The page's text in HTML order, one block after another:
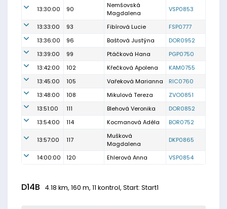
13:30:00 90
Nemšovská
Magdalena
VSP0853
13:33:00 93 Fibírová Lucie
FSP0777
13:36:00
96 Baštová Justýna
DOR0952
13:39:00
99 Ptáčková Hana
PGP0750
13:42:00
102 Křečková Apolena
KAM0755
13:45:00
105 Vařeková Marianna
RIC0760
13:48:00
108 Mikulová Tereza
ZVO0851
13:51:00
111 Blehová Veronika
DOR0852
13:54:00
114 Kocmanová Adéla BOR0752
13:57:00 117
Mušková
Magdalena
DKP0865
14:00:00 120 Ehlerová Anna VSP0854
D14B 4.18 km, 160 m, 11 kontrol, Start: Start1